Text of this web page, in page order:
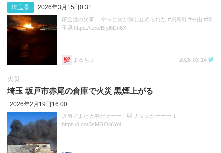
埼玉県 2026年3月15日0:31
家全焼の火事。 やっと火が消し止められた #川島町 #中山 #埼
玉県 https://t.co/Brjd6Dn6Xf
まるちょ 2026-03-14
火災
埼玉 坂戸市赤尾の倉庫で火災 黒煙上がる
2026年2月19日16:00
近所でまた火事だぞーー！🙀 大丈夫かーーー！
https://t.co/SsMGOo6Yol